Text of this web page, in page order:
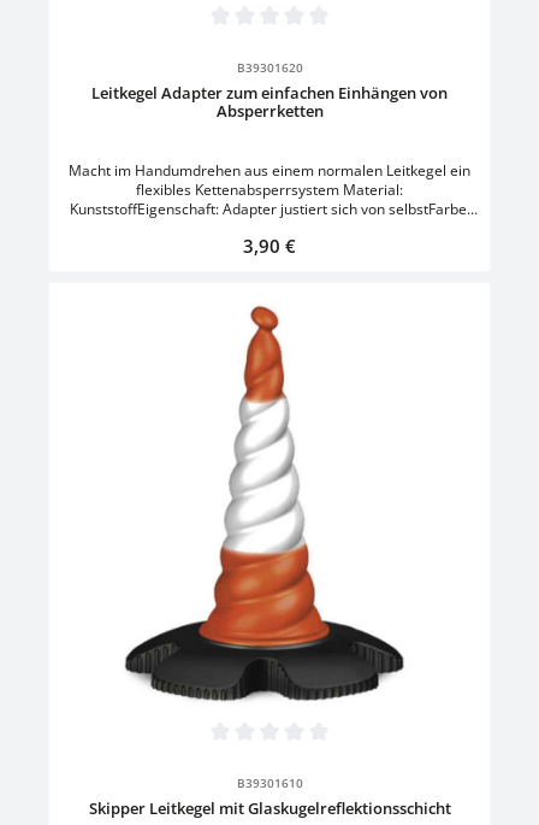
B39301620
Leitkegel Adapter zum einfachen Einhängen von
Absperrketten
Macht im Handumdrehen aus einem normalen Leitkegel ein
flexibles Kettenabsperrsystem Material:
KunststoffEigenschaft: Adapter justiert sich von selbstFarbe:
Regulärer Preis:
3,90 €
B39301610
Skipper Leitkegel mit Glaskugelreflektionsschicht